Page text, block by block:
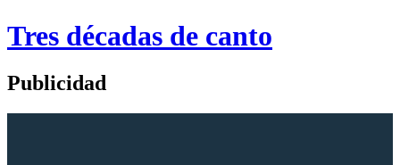
Tres décadas de canto
Publicidad